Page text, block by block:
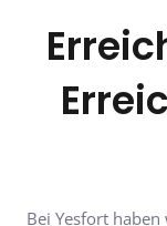
Bei Yesfort